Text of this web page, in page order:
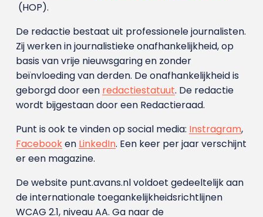
(HOP).
De redactie bestaat uit professionele journalisten.
Zij werken in journalistieke onafhankelijkheid, op
basis van vrije nieuwsgaring en zonder
beïnvloeding van derden. De onafhankelijkheid is
geborgd door een redactiestatuut. De redactie
wordt bijgestaan door een Redactieraad.
Punt is ook te vinden op social media: Instragram,
Facebooken LinkedIn. Een keer per jaar verschijnt
er een magazine.
De website punt.avans.nl voldoet gedeeltelijk aan
de internationale toegankelijkheidsrichtlijnen
WCAG 2.1, niveau AA. Ga naar de